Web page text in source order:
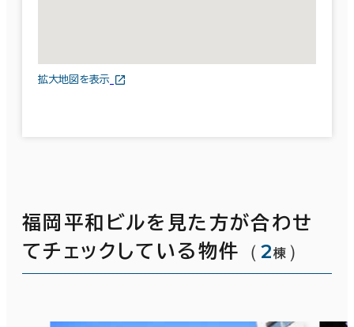
拡大地図を表示
福岡平和ビルを見た方が合わせ
てチェックしている物件
（ 2棟 ）